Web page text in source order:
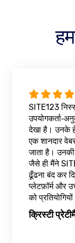
SITE123
देखा है। उनके
एक शानदार
जाता है।
जैसे ही मैंने
ढूँढना बंद कर
प्लेटफ़ॉर्म और
को
क्रिस्टी